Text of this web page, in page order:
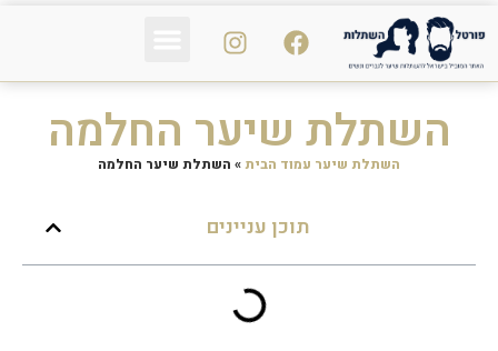
השתלת שיער החלמה
השתלת שיער עמוד הבית» השתלת שיער החלמה
תוכן עניינים